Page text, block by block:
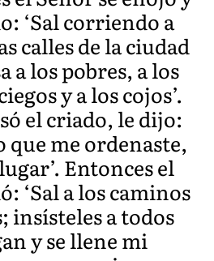
‘Sal corriendo a
calles de la ciudad
a los pobres, a los
y a los cojos’.
el criado, le dijo:
que me ordenaste,
Entonces el
‘Sal a los caminos
insísteles a todos
y se llene mi